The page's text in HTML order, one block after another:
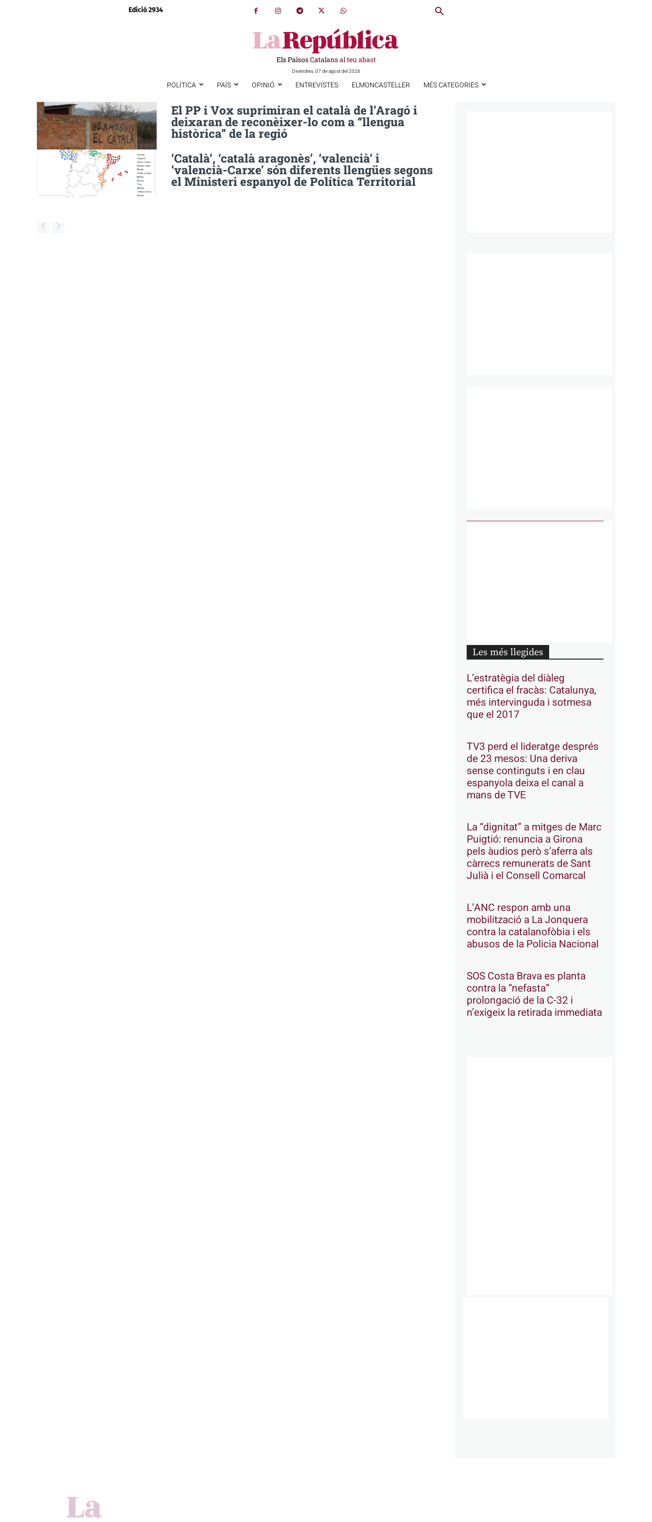
Edició 2934
Els Països Catalans al teu abast
Divendres, 07 de agost del 2026
POLÍTICA PAÍS OPINIÓ ENTREVISTES ELMONCASTELLER MÉS CATEGORIES
El PP i Vox suprimiran el català de l’Aragó i
deixaran de reconèixer-lo com a “llengua
històrica” de la regió
‘Català’, ‘català aragonès’, ‘valencià’ i
‘valencià-Carxe’ són diferents llengües segons
el Ministeri espanyol de Política Territorial
Les més llegides
L’estratègia del diàleg
certifica el fracàs: Catalunya,
més intervinguda i sotmesa
que el 2017
TV3 perd el lideratge després
de 23 mesos: Una deriva
sense continguts i en clau
espanyola deixa el canal a
mans de TVE
La “dignitat” a mitges de Marc
Puigtió: renuncia a Girona
pels àudios però s’aferra als
càrrecs remunerats de Sant
Julià i el Consell Comarcal
L’ANC respon amb una
mobilització a La Jonquera
contra la catalanofòbia i els
abusos de la Policia Nacional
SOS Costa Brava es planta
contra la “nefasta”
prolongació de la C-32 i
n’exigeix la retirada immediata